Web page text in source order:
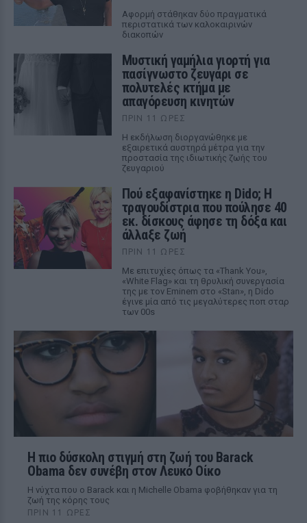
Αφορμή στάθηκαν δύο πραγματικά
περιστατικά των καλοκαιρινών
διακοπών
Μυστική γαμήλια γιορτή για
πασίγνωστο ζευγάρι σε
πολυτελές κτήμα με
απαγόρευση κινητών
ΠΡΙΝ 11 ΏΡΕΣ
Η εκδήλωση διοργανώθηκε με
εξαιρετικά αυστηρά μέτρα για την
προστασία της ιδιωτικής ζωής του
ζευγαριού
Πού εξαφανίστηκε η Dido; Η
τραγουδίστρια που πούλησε 40
εκ. δίσκους άφησε τη δόξα και
άλλαξε ζωή
ΠΡΙΝ 11 ΏΡΕΣ
Με επιτυχίες όπως τα «Thank You»,
«White Flag» και τη θρυλική συνεργασία
της με τον Eminem στο «Stan», η Dido
έγινε μία από τις μεγαλύτερες ποπ σταρ
των 00s
Η πιο δύσκολη στιγμή στη ζωή του Barack
Obama δεν συνέβη στον Λευκό Οίκο
Η νύχτα που ο Barack και η Michelle Obama φοβήθηκαν για τη
ζωή της κόρης τους
ΠΡΙΝ 11 ΏΡΕΣ